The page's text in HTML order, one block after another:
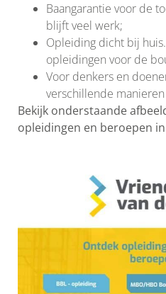
Baangarantie voor de
blijft veel werk;
Opleiding dicht bij
opleidingen voor de
Voor denkers en
verschillende
Bekijk onderstaande
opleidingen en beroepen